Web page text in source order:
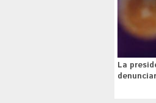
La